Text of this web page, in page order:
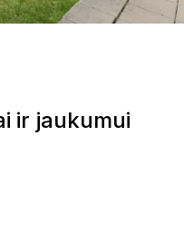
ir jaukumui